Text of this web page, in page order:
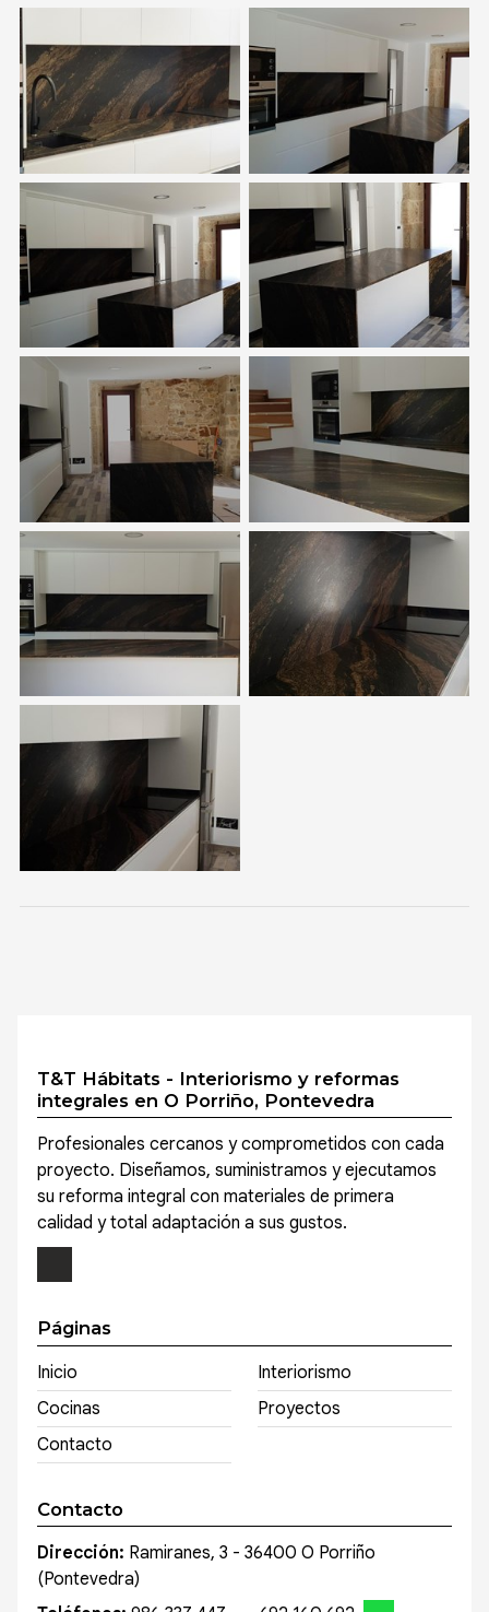
T&T Hábitats - Interiorismo y reformas
integrales en O Porriño, Pontevedra
Profesionales cercanos y comprometidos con cada
proyecto. Diseñamos, suministramos y ejecutamos
su reforma integral con materiales de primera
calidad y total adaptación a sus gustos.
Páginas
Inicio
Interiorismo
Cocinas
Proyectos
Contacto
Contacto
Dirección: Ramiranes, 3 - 36400 O Porriño
(Pontevedra)